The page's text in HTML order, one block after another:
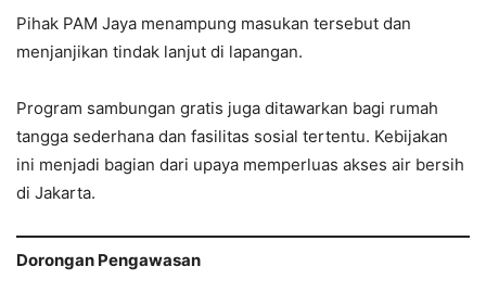
Pihak PAM Jaya menampung masukan tersebut dan
menjanjikan tindak lanjut di lapangan.
Program sambungan gratis juga ditawarkan bagi rumah
tangga sederhana dan fasilitas sosial tertentu. Kebijakan
ini menjadi bagian dari upaya memperluas akses air bersih
di Jakarta.
Dorongan Pengawasan